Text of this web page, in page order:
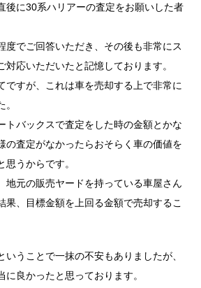
後に30系ハリアーの査定をお願いした者
度でご回答いただき、その後も非常にス
対応いただいたと記憶しております。
ですが、これは車を売却する上で非常に
トバックスで査定をした時の金額とかな
の査定がなかったらおそらく車の価値を
思うからです。
地元の販売ヤードを持っている車屋さん
果、目標金額を上回る金額で売却するこ
いうことで一抹の不安もありましたが、
に良かったと思っております。